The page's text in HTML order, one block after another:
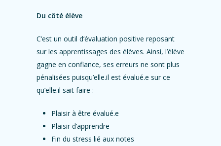
Du côté élève
C’est un outil d’évaluation positive reposant
sur les apprentissages des élèves. Ainsi, l’élève
gagne en confiance, ses erreurs ne sont plus
pénalisées puisqu’elle.il est évalué.e sur ce
qu’elle.il sait faire :
Plaisir à être évalué.e
Plaisir d’apprendre
Fin du stress lié aux notes